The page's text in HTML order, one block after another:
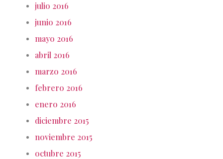
julio 2016
junio 2016
mayo 2016
abril 2016
marzo 2016
febrero 2016
enero 2016
diciembre 2015
noviembre 2015
octubre 2015